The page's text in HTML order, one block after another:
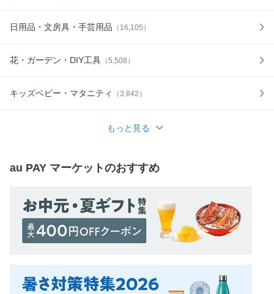
日用品・文房具・手芸用品 （ 16,105 ）
花・ガーデン・DIY工具 （5,508 ）
キッズベビー・マタニティ （3,842 ）
もっと見る
au PAY マーケットのおすすめ